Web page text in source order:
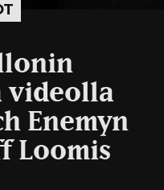
videolla
Enemyn
Loomis